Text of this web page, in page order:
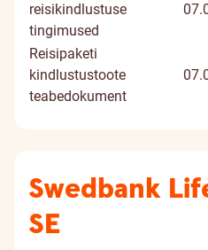
reisikindlustuse
tingimused
Reisipaketi
kindlustustoote
teabedokument
Swedbank
SE